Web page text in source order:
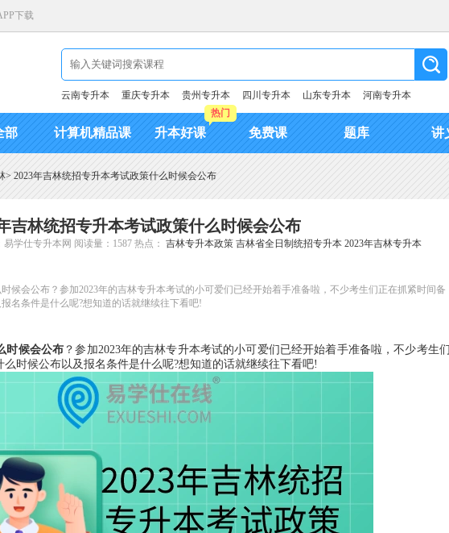
下载
云南专升本 重庆专升本 贵州专升本 四川专升本 山东专升本 河南专升本
部 计算机精品课 升本好课
热门
免费课 题库 讲
> 2023年吉林统招专升本考试政策什么时候会公布
吉林统招专升本考试政策什么时候会公布
易学仕专升本网 阅读量：1587 热点： 吉林专升本政策 吉林省全日制统招专升本 2023年吉林专升本
候会公布？参加2023年的吉林专升本考试的小可爱们已经开始着手准备啦，不少考生们正在抓紧时间备
名条件是什么呢?想知道的话就继续往下看吧!
时候会公布 ？参加2023年的吉林专升本考试的小可爱们已经开始着手准备啦，不少考生
时候公布以及报名条件是什么呢?想知道的话就继续往下看吧!